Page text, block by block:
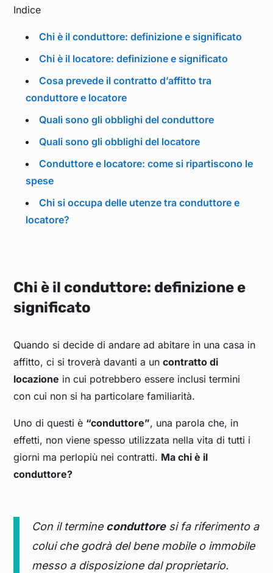
Indice
Chi è il conduttore: definizione e significato
Chi è il locatore: definizione e significato
Cosa prevede il contratto d’affitto tra
conduttore e locatore
Quali sono gli obblighi del conduttore
Quali sono gli obblighi del locatore
Conduttore e locatore: come si ripartiscono le
spese
Chi si occupa delle utenze tra conduttore e
locatore?
Chi è il conduttore: definizione e
significato
Quando si decide di andare ad abitare in una casa in
affitto, ci si troverà davanti a uncontratto di
locazione in cui potrebbero essere inclusi termini
con cui non si ha particolare familiarità.
Uno di questi è “conduttore”, una parola che, in
effetti, non viene spesso utilizzata nella vita di tutti i
giorni ma perlopiù nei contratti. Ma chi è il
conduttore?
Con il termine conduttoresi fa riferimento a
colui che godrà del bene mobile o immobile
messo a disposizione dal proprietario.